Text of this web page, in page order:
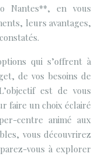
Nantes**, en vous
leurs avantages,
qui s’offrent à
de vos besoins de
est de vous
faire un choix éclairé
centre animé aux
vous découvrirez
vous à explorer